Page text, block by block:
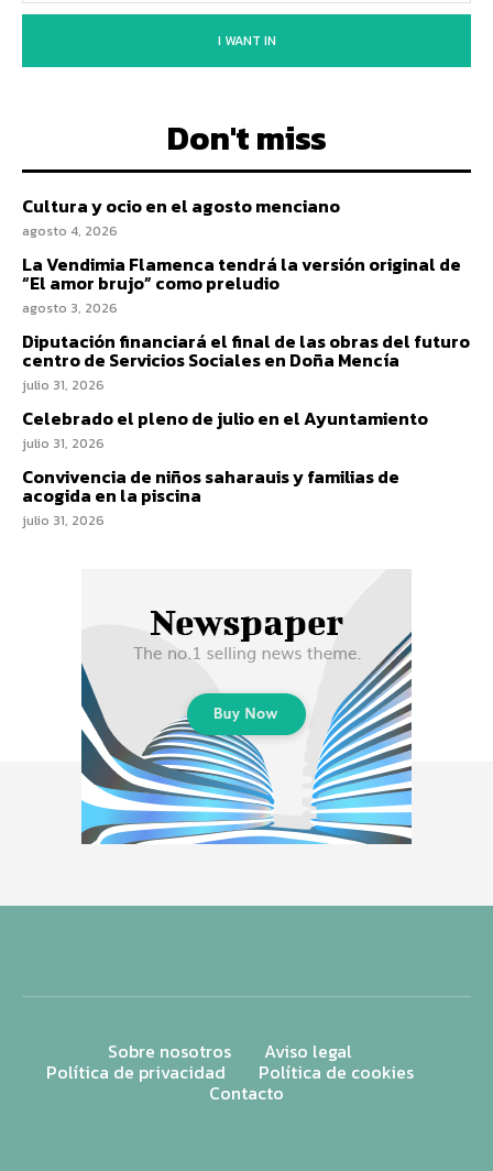
I WANT IN
Don't miss
Cultura y ocio en el agosto menciano
agosto 4, 2026
La Vendimia Flamenca tendrá la versión original de
“El amor brujo” como preludio
agosto 3, 2026
Diputación financiará el final de las obras del futuro
centro de Servicios Sociales en Doña Mencía
julio 31, 2026
Celebrado el pleno de julio en el Ayuntamiento
julio 31, 2026
Convivencia de niños saharauis y familias de
acogida en la piscina
julio 31, 2026
Sobre nosotros Aviso legal
Política de privacidad Política de cookies
Contacto